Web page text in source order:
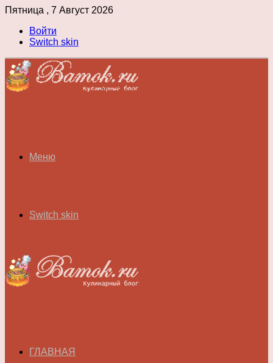
Пятница , 7 Август 2026
Войти
Switch skin
Меню
Switch skin
ГЛАВНАЯ